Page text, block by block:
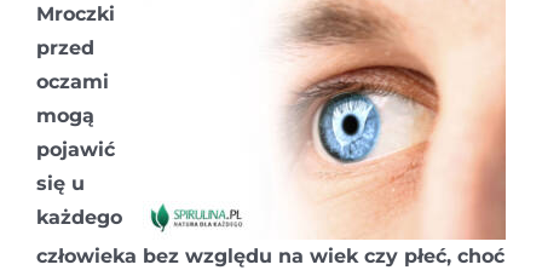
Mroczki
przed
oczami
mogą
pojawić
się u
każdego
człowieka bez względu na wiek czy płeć, choć